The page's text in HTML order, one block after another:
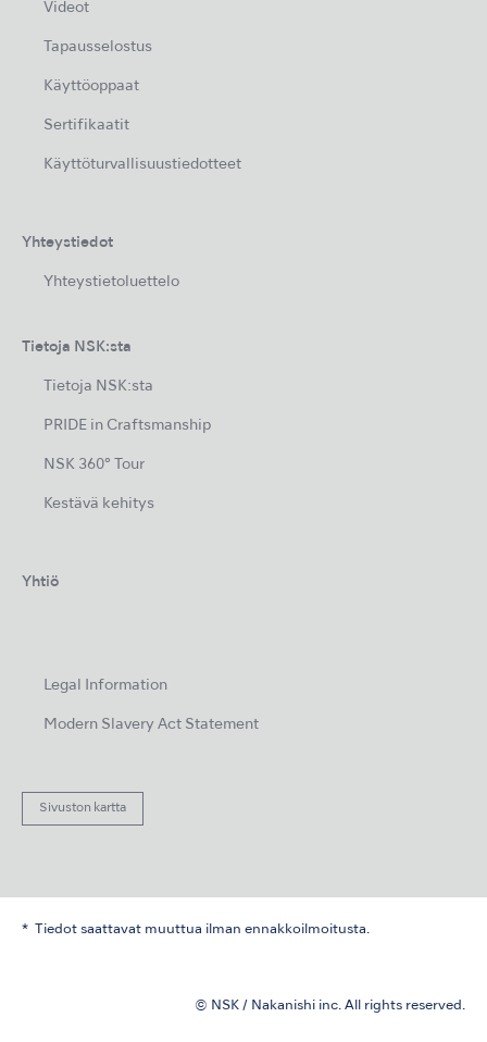
Videot
Tapausselostus
Käyttöoppaat
Sertifikaatit
Käyttöturvallisuustiedotteet
Yhteystiedot
Yhteystietoluettelo
Tietoja NSK:sta
Tietoja NSK:sta
PRIDE in Craftsmanship
NSK 360° Tour
Kestävä kehitys
Yhtiö
Legal Information
Modern Slavery Act Statement
Sivuston kartta
Tiedot saattavat muuttua ilman ennakkoilmoitusta.
© NSK / Nakanishi inc. All rights reserved.